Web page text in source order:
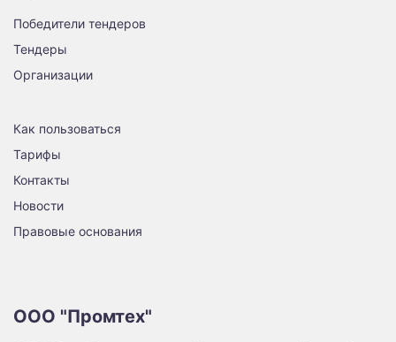
Победители тендеров
Тендеры
Организации
Как пользоваться
Тарифы
Контакты
Новости
Правовые основания
ООО "Промтех"